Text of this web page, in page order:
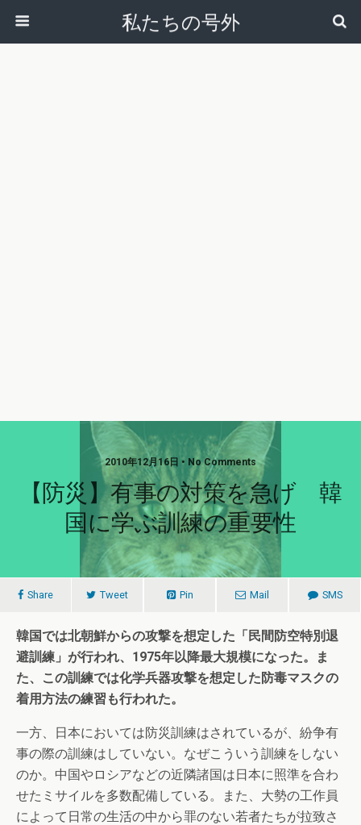
私たちの号外
2010年12月16日 • No Comments
【防災】有事の対策を急げ 韓
国に学ぶ訓練の重要性
Share Tweet Pin Mail SMS
韓国では北朝鮮からの攻撃を想定した「民間防空特別退
避訓練」が行われ、1975年以降最大規模になった。ま
た、この訓練では化学兵器攻撃を想定した防毒マスクの
着用方法の練習も行われた。
一方、日本においては防災訓練はされているが、紛争有
事の際の訓練はしていない。なぜこういう訓練をしない
のか。中国やロシアなどの近隣諸国は日本に照準を合わ
せたミサイルを多数配備している。また、大勢の工作員
によって日常の生活の中から罪のない若者たちが拉致さ